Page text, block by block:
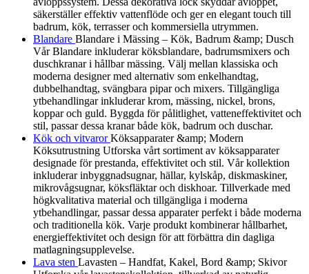
säkerställer effektiv vattenflöde och ger en elegant touch till
badrum, kök, terrasser och kommersiella utrymmen.
Blandare Blandare i Mässing – Kök, Badrum &amp; Dusch
Vår Blandare inkluderar köksblandare, badrumsmixers och
duschkranar i hållbar mässing. Välj mellan klassiska och
moderna designer med alternativ som enkelhandtag,
dubbelhandtag, svängbara pipar och mixers. Tillgängliga
ytbehandlingar inkluderar krom, mässing, nickel, brons,
koppar och guld. Byggda för pålitlighet, vatteneffektivitet och
stil, passar dessa kranar både kök, badrum och duschar.
Kök och vitvarorKöksapparater &amp; Modern
Köksutrustning Utforska vårt sortiment av köksapparater
designade för prestanda, effektivitet och stil. Vår kollektion
inkluderar inbyggnadsugnar, hällar, kylskåp, diskmaskiner,
mikrovågsugnar, köksfläktar och diskhoar. Tillverkade med
högkvalitativa material och tillgängliga i moderna
ytbehandlingar, passar dessa apparater perfekt i både moderna
och traditionella kök. Varje produkt kombinerar hållbarhet,
energieffektivitet och design för att förbättra din dagliga
matlagningsupplevelse.
Lava sten Lavasten – Handfat, Kakel, Bord &amp; Skivor